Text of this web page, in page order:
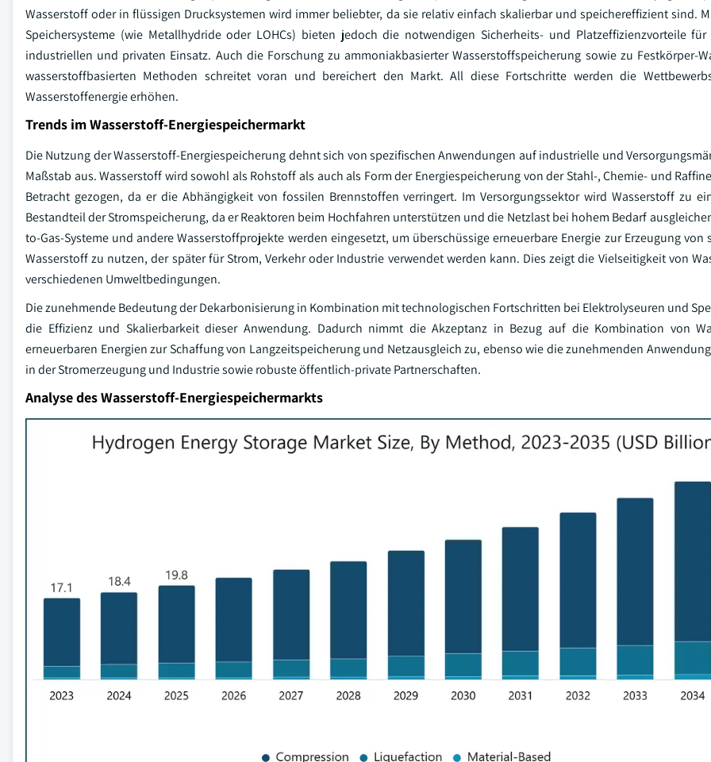
Wasserstoff oder in flüssigen Drucksystemen wird immer beliebter, da sie relativ einfach skalierbar und speichereffizient sind.
Speichersysteme (wie Metallhydride oder LOHCs) bieten jedoch die notwendigen Sicherheits- und Platzeffizienzvorteile
industriellen und privaten Einsatz. Auch die Forschung zu ammoniakbasierter Wasserstoffspeicherung sowie zu Festkörper-
wasserstoffbasierten Methoden schreitet voran und bereichert den Markt. All diese Fortschritte werden die
Wasserstoffenergie erhöhen.
Trends im Wasserstoff-Energiespeichermarkt
Die Nutzung der Wasserstoff-Energiespeicherung dehnt sich von spezifischen Anwendungen auf industrielle und
Maßstab aus. Wasserstoff wird sowohl als Rohstoff als auch als Form der Energiespeicherung von der Stahl-, Chemie- und
Betracht gezogen, da er die Abhängigkeit von fossilen Brennstoffen verringert. Im Versorgungssektor wird Wasserstoff zu
Bestandteil der Stromspeicherung, da er Reaktoren beim Hochfahren unterstützen und die Netzlast bei hohem Bedarf
to-Gas-Systeme und andere Wasserstoffprojekte werden eingesetzt, um überschüssige erneuerbare Energie zur Erzeugung von
Wasserstoff zu nutzen, der später für Strom, Verkehr oder Industrie verwendet werden kann. Dies zeigt die Vielseitigkeit von
verschiedenen Umweltbedingungen.
Die zunehmende Bedeutung der Dekarbonisierung in Kombination mit technologischen Fortschritten bei Elektrolyseuren und
die Effizienz und Skalierbarkeit dieser Anwendung. Dadurch nimmt die Akzeptanz in Bezug auf die Kombination von
erneuerbaren Energien zur Schaffung von Langzeitspeicherung und Netzausgleich zu, ebenso wie die zunehmenden
in der Stromerzeugung und Industrie sowie robuste öffentlich-private Partnerschaften.
Analyse des Wasserstoff-Energiespeichermarkts